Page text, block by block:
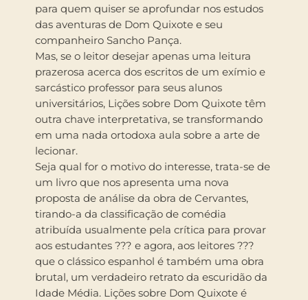
para quem quiser se aprofundar nos estudos
das aventuras de Dom Quixote e seu
companheiro Sancho Pança.
Mas, se o leitor desejar apenas uma leitura
prazerosa acerca dos escritos de um exímio e
sarcástico professor para seus alunos
universitários, Lições sobre Dom Quixote têm
outra chave interpretativa, se transformando
em uma nada ortodoxa aula sobre a arte de
lecionar.
Seja qual for o motivo do interesse, trata-se de
um livro que nos apresenta uma nova
proposta de análise da obra de Cervantes,
tirando-a da classificação de comédia
atribuída usualmente pela crítica para provar
aos estudantes ??? e agora, aos leitores ???
que o clássico espanhol é também uma obra
brutal, um verdadeiro retrato da escuridão da
Idade Média. Lições sobre Dom Quixote é